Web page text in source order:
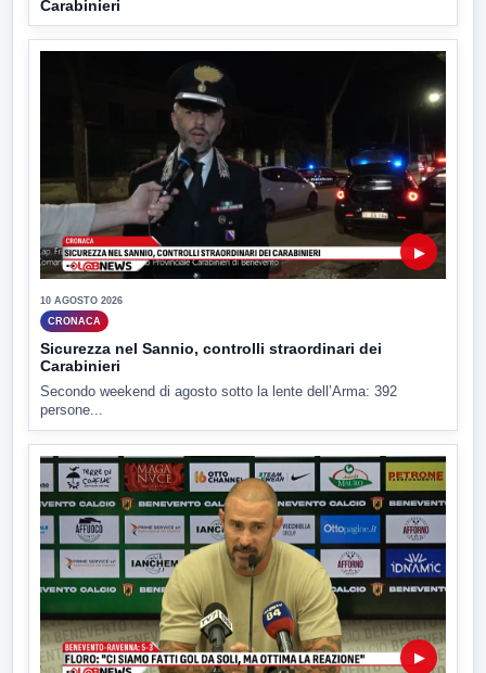
Carabinieri
▶
10 AGOSTO 2026
CRONACA
Sicurezza nel Sannio, controlli straordinari dei
Carabinieri
Secondo weekend di agosto sotto la lente dell’Arma: 392
persone...
▶